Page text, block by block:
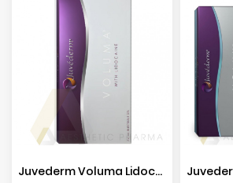
Juvederm Voluma Lidocaine (2x1ml)